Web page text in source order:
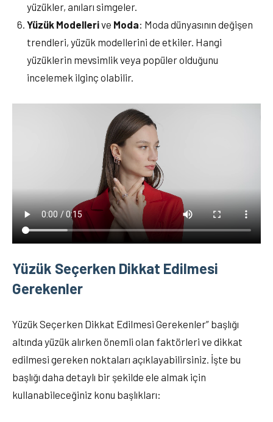
yüzükler, anıları simgeler.
Yüzük Modellerive Moda: Moda dünyasının değişen
trendleri, yüzük modellerini de etkiler. Hangi
yüzüklerin mevsimlik veya popüler olduğunu
incelemek ilginç olabilir.
Yüzük Seçerken Dikkat Edilmesi
Gerekenler
Yüzük Seçerken Dikkat Edilmesi Gerekenler” başlığı
altında yüzük alırken önemli olan faktörleri ve dikkat
edilmesi gereken noktaları açıklayabilirsiniz. İşte bu
başlığı daha detaylı bir şekilde ele almak için
kullanabileceğiniz konu başlıkları: